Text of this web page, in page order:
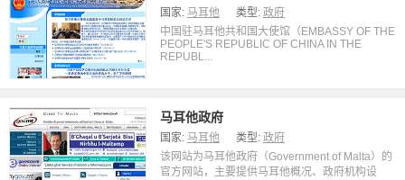
国家: 马耳他 类型: 政府
中国驻马耳他共和国大使馆（EMBASSY OF THE
PEOPLE'S REPUBLIC OF CHINA IN THE
REPUBL...
马耳他政府
国家: 马耳他 类型: 政府
该网站为马耳他政府（Government of Malta）的
官方网站，主要提供马耳他概况、政府机构设